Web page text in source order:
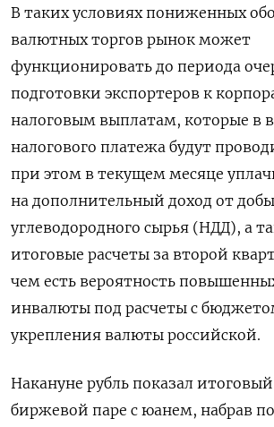
В таких условиях пониженных
валютных торгов рынок может
функционировать до периода
подготовки экспортеров к
налоговым выплатам, которые в
налогового платежа будут
при этом в текущем месяце
на дополнительный доход от
углеводородного сырья (НДД), а
итоговые расчеты за второй
чем есть вероятность
инвалюты под расчеты с
укрепления валюты российской.
Накануне рубль показал
биржевой паре с юанем, набрав